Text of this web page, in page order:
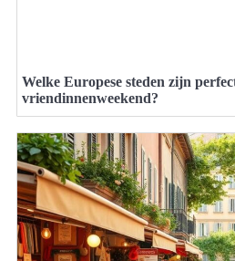
Welke Europese steden zijn
vriendinnenweekend?